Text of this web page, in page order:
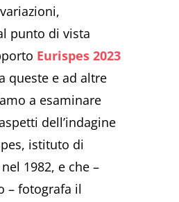
punto di vista
Eurispes 2023
queste e ad altre
a esaminare
dell’indagine
istituto di
1982, e che –
– fotografa il